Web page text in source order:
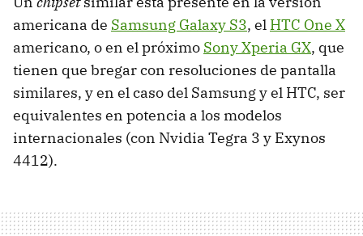
americana de Samsung Galaxy S3, el HTC One X
americano, o en el próximo Sony Xperia GX, que
tienen que bregar con resoluciones de pantalla
similares, y en el caso del Samsung y el HTC, ser
equivalentes en potencia a los modelos
internacionales (con Nvidia Tegra 3 y Exynos
4412).